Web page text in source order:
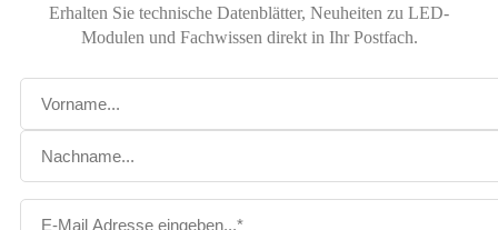
Erhalten Sie technische Datenblätter, Neuheiten zu LED-
Modulen und Fachwissen direkt in Ihr Postfach.